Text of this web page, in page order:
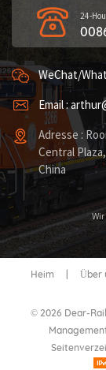
24-
WeChat/
Email :
Adresse :
Central
China
Heim Über
© 2026 Dear-